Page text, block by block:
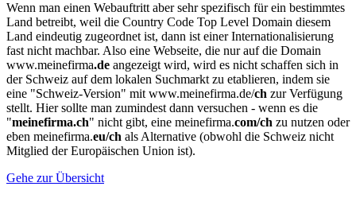
Wenn man einen Webauftritt aber sehr spezifisch für ein bestimmtes
Land betreibt, weil die Country Code Top Level Domain diesem
Land eindeutig zugeordnet ist, dann ist einer Internationalisierung
fast nicht machbar. Also eine Webseite, die nur auf die Domain
www.meinefirma.de angezeigt wird, wird es nicht schaffen sich in
der Schweiz auf dem lokalen Suchmarkt zu etablieren, indem sie
eine "Schweiz-Version" mit www.meinefirma.de/ch zur Verfügung
stellt. Hier sollte man zumindest dann versuchen - wenn es die
"meinefirma.ch" nicht gibt, eine meinefirma.com/ch zu nutzen oder
eben meinefirma.eu/ch als Alternative (obwohl die Schweiz nicht
Mitglied der Europäischen Union ist).
Gehe zur Übersicht